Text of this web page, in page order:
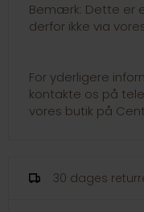
Bemærk: Dette er
derfor ikke via
For yderligere
kontakte os på
vores butik på
30 dages